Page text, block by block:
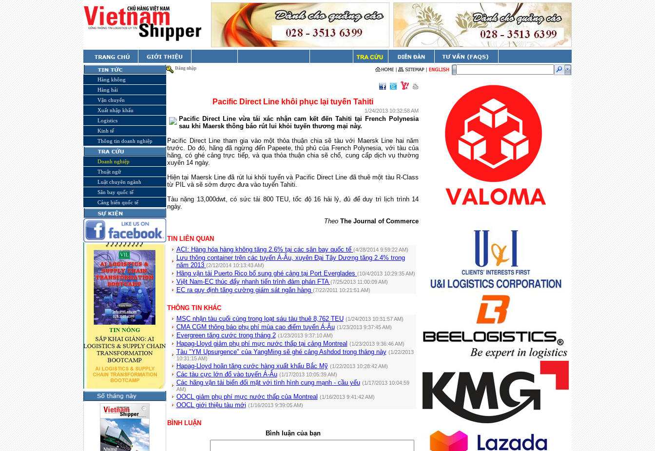
Hàng không
Hàng hải
Vận chuyển
Xuất nhập khẩu
Logistics
Kinh tế
Thông tin doanh nghiệp
Doanh nghiệp
Thuật ngữ
Luật chuyên ngành
Sân bay quốc tế
Cảng biển quốc tế
Đăng nhập
Pacific Direct Line khôi phục lại tuyến Tahiti
1/24/2013 10:32:58 AM
Pacific Direct Line vừa tái xác nhận cam kết đến Tahiti tại French Polynesia
sau khi Maersk thông báo rút lui khỏi tuyến thương mại này.
Pacific Direct Line tham gia vào một thỏa thuận chia sẽ tàu với Maersk Line hai năm
trước. Do đó, hãng đã ngừng đến Papeete, thủ phủ của French Polynesia, với tàu của
hãng, có ghé cảng trực tiếp, và qua thỏa thuận chia sẽ chổ, cung cấp dịch vụ thường
xuyên 14 ngày.
Hiện tại Maersk Line đã rút lui khỏi tuyến và Pacific Direct Line đã thuê một tàu R-Class
từ PIL và sẽ sớm được đưa vào tuyến Tahiti.
Tàu nặng 13,000dwt, có sức tải 800 TEU, tốc độ 16 hải lý, đủ để duy trì lịch trình 14
ngày.
Theo The Journal of Commerce
TIN LIÊN QUAN
ACI: Hàng hóa hàng không tăng 2.6% tại các sân bay quốc tế (4/28/2014 9:59:22 AM)
Lưu thông container trên các tuyến Á-Âu, xuyên Đại Tây Dương tăng 2.4% trong
năm 2013 (2/12/2014 10:13:43 AM)
Hãng vận tải Puerto Rico bổ sung ghé cảng tại Port Everglades (10/4/2013 10:29:35 AM)
Việt Nam-EC thúc đẩy nhanh tiến trình đàm phán FTA (7/25/2013 11:00:09 AM)
EC ra quy định tăng cường giám sát ngân hàng (7/22/2011 10:21:51 AM)
THÔNG TIN KHÁC
MSC nhận tàu cuối cùng trong loạt sáu tàu thuê 8,762 TEU (1/24/2013 10:31:57 AM)
CMA CGM thông báo phụ phí mùa cao điểm tuyến Á-Âu (1/23/2013 9:37:45 AM)
Evergreen tăng cước trong tháng 2 (1/23/2013 9:37:10 AM)
Hapag-Lloyd giảm phụ phí mực nước thấp tại cảng Montreal (1/23/2013 9:36:46 AM)
Tàu "YM Upsurgence" của YangMing sẽ ghé cảng Ashdod trong tháng này (1/22/2013
10:31:15 AM)
Hapag-Lloyd hoãn tăng cước hàng xuất khẩu Bắc Mỹ (1/22/2013 10:28:42 AM)
Các tàu cực lớn đổ vào tuyến Á-Âu (1/17/2013 10:05:39 AM)
Các hãng vận tải biển đối mặt với tình hình cung mạnh - cầu yếu (1/17/2013 10:04:59
AM)
OOCL giảm phụ phí mực nước thấp của Montreal (1/16/2013 9:41:42 AM)
OOCL giới thiệu tàu mới (1/16/2013 9:39:05 AM)
BÌNH LUẬN
Bình luận của bạn